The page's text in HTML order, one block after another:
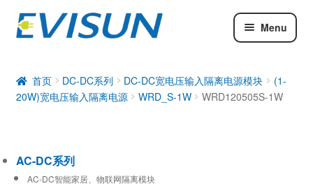
Menu
DC-DC系列
工业通信模块
首页 DC-DC系列 DC-DC宽电压输入隔离电源模块
(1-
20W)宽电压输入隔离电源
WRD_S-1W WRD120505S-1W
AC-DC系列
AC-DC智能家居、物联网隔离模块